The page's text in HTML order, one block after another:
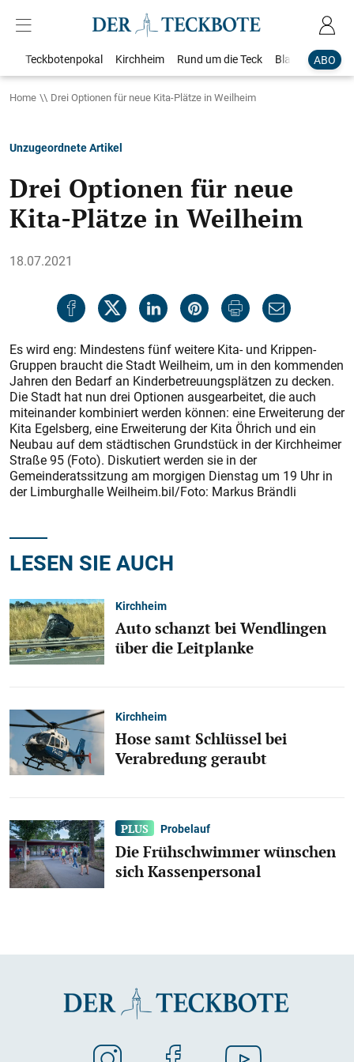
ABO
Teckbotenpokal Kirchheim Rund um die Teck Blaulicht
Home Drei Optionen für neue Kita-Plätze in Weilheim
Unzugeordnete Artikel
Drei Optionen für neue
Kita-Plätze in Weilheim
18.07.2021
Es wird eng: Mindestens fünf weitere Kita- und Krippen-
Gruppen braucht die Stadt Weilheim, um in den kommenden
Jahren den Bedarf an Kinderbetreuungsplätzen zu decken.
Die Stadt hat nun drei Optionen ausgearbeitet, die auch
miteinander kombiniert werden können: eine Erweiterung der
Kita Egelsberg, eine Erweiterung der Kita Öhrich und ein
Neubau auf dem städtischen Grundstück in der Kirchheimer
Straße 95 (Foto). Diskutiert werden sie in der
Gemeinderatssitzung am morgigen Dienstag um 19 Uhr in
der Limburghalle Weilheim.bil/Foto: Markus Brändli
LESEN SIE AUCH
Kirchheim
Auto schanzt bei Wendlingen
über die Leitplanke
Kirchheim
Hose samt Schlüssel bei
Verabredung geraubt
Probelauf
Die Frühschwimmer wünschen
sich Kassenpersonal